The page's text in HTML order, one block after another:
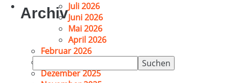
Suchen
nach:
ArchivJuli 2026
Juni 2026
Mai 2026
April 2026
Februar 2026
Dezember 2025